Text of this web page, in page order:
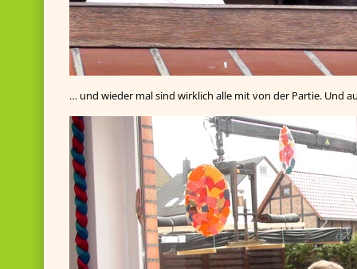
… und wieder mal sind wirklich alle mit von der Partie. Und